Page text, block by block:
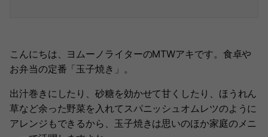
こんにちは、ヨムーノライターのMTWアキです。食卓や
お弁当の定番「玉子焼き」。
出汁巻きにしたり、砂糖を効かせて甘くしたり、ほうれん
草など余った野菜を入れてスパニッシュオムレツのように
アレンジもできるから、玉子焼きは思いのほか家庭のメニ